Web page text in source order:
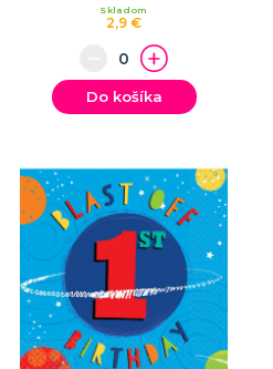
2,9 €
Skladom
Do košíka